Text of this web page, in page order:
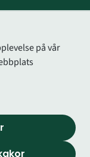
på vår